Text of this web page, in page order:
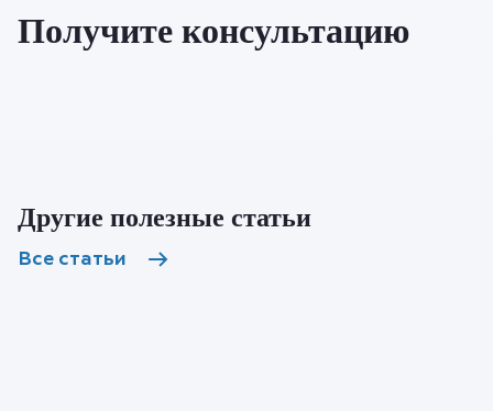
Получите консультацию
Другие полезные статьи
Все статьи